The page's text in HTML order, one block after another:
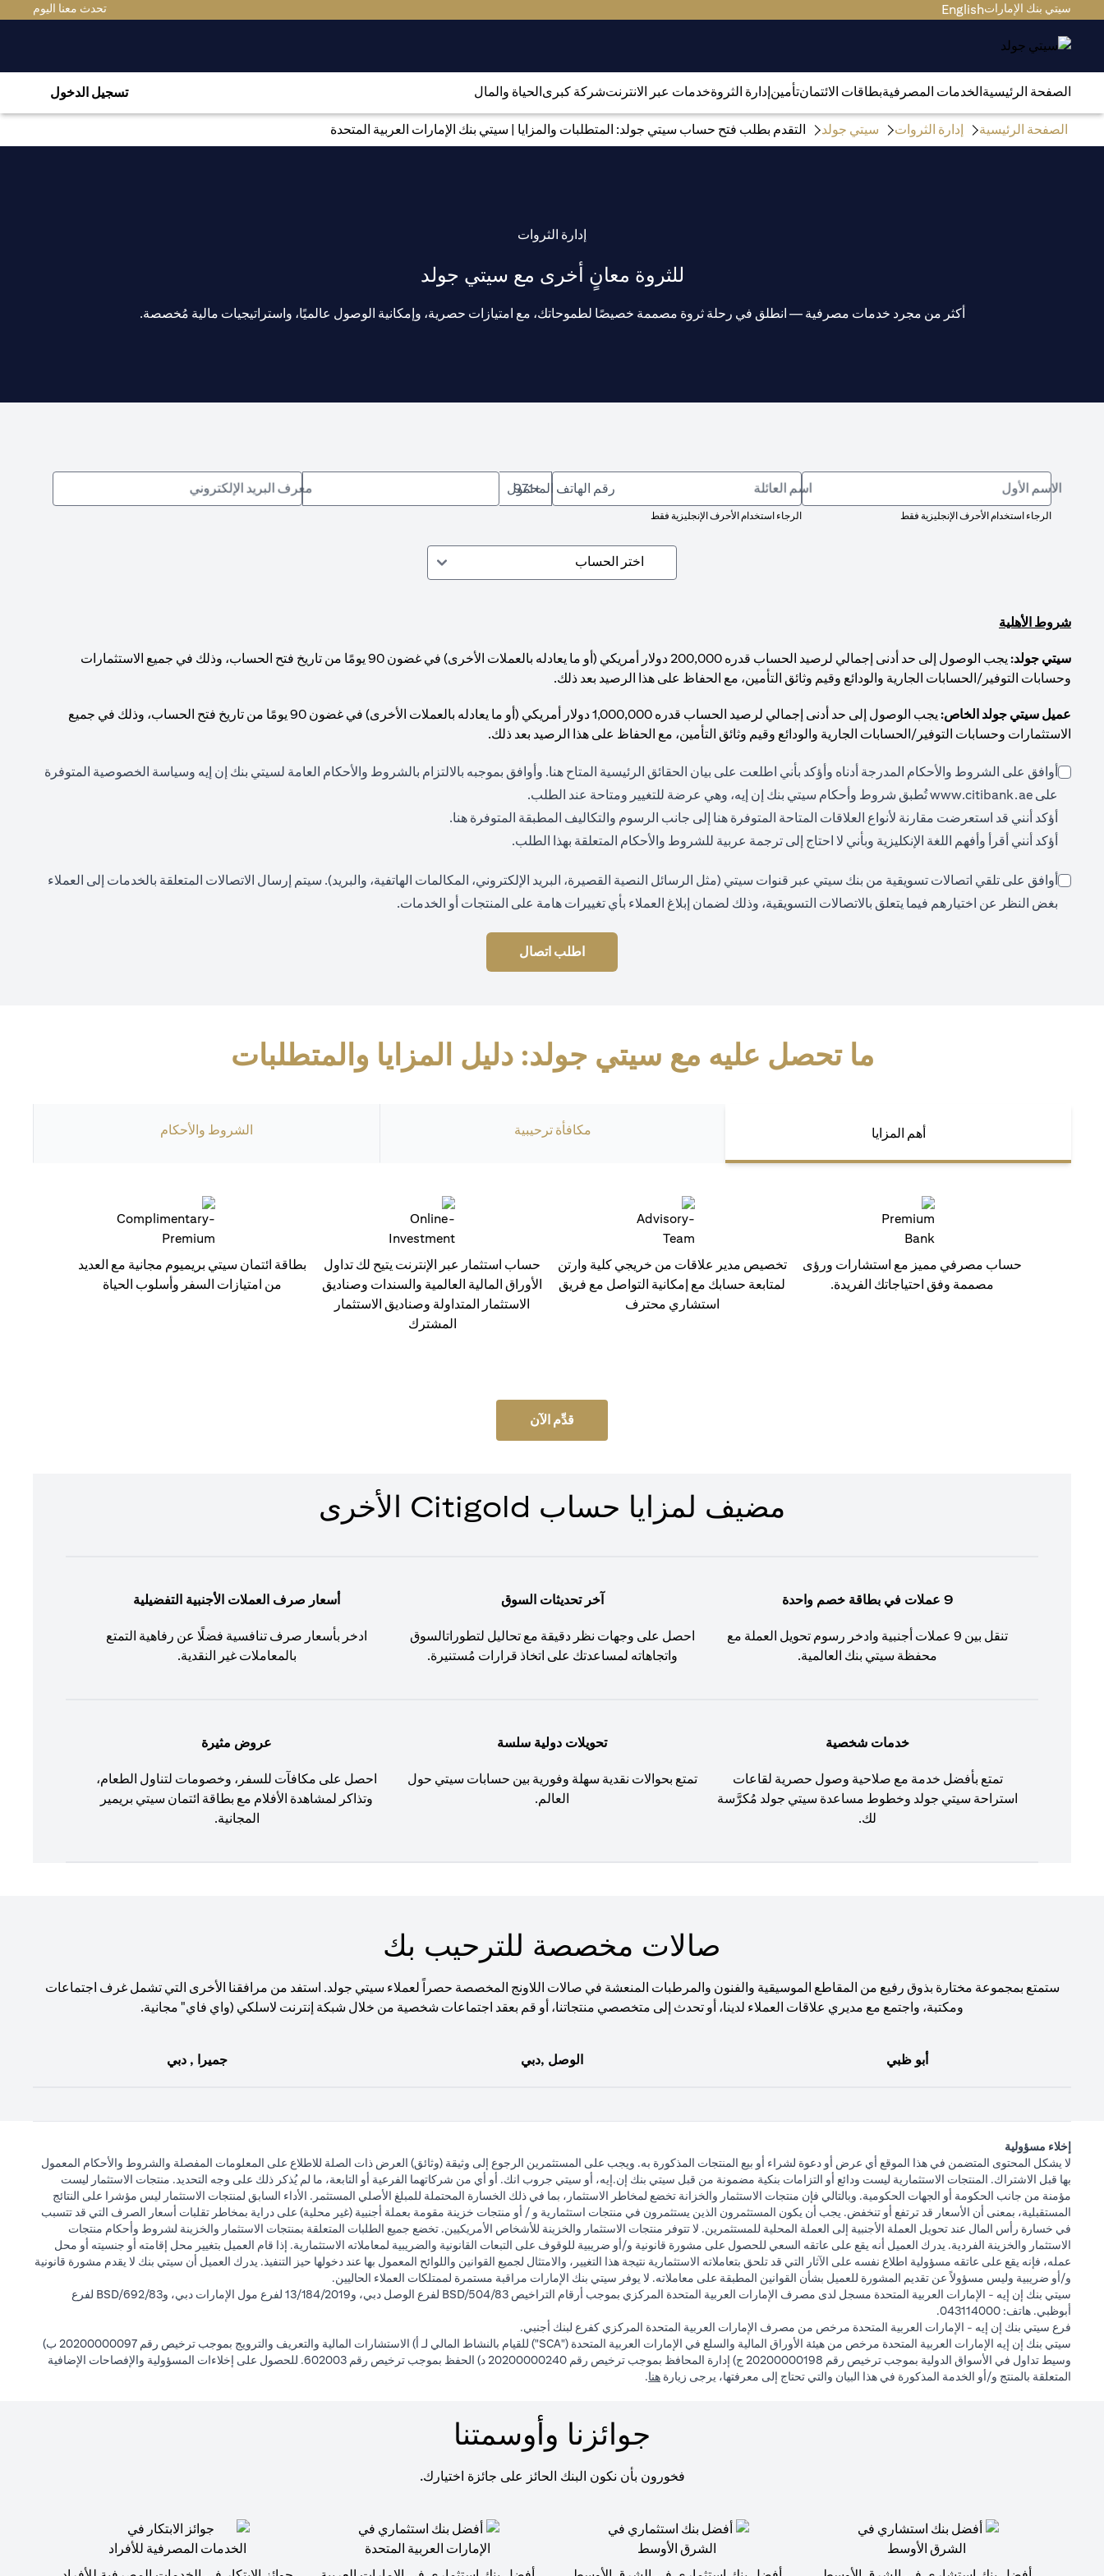
سيتي بنك الإماراتEnglish تحدث معنا اليوم
الصفحة الرئيسيةالخدمات المصرفيةبطاقات الائتمانتأمينإدارة الثروةخدمات عبر الانترنتشركة كبرىالحياة والمال تسجيل الدخول
الصفحة الرئيسية إدارة الثروات سيتي جولد التقدم بطلب فتح حساب سيتي جولد: المتطلبات والمزايا | سيتي بنك الإمارات العربية المتحدة
إدارة الثروات
للثروة معانٍ أخرى مع سيتي جولد
أكثر من مجرد خدمات مصرفية — انطلق في رحلة ثروة مصممة خصيصًا لطموحاتك، مع امتيازات حصرية، وإمكانية الوصول عالميًا، واستراتيجيات مالية مُخصصة.
الرجاء استخدام الأحرف الإنجليزية فقط
الاسم الأول
الرجاء استخدام الأحرف الإنجليزية فقط
اسم العائلة +971
رقم الهاتف المحمول معرف البريد الإلكتروني
شروط الأهلية
سيتي جولد:
يجب الوصول إلى حد أدنى إجمالي لرصيد الحساب قدره 200,000 دولار أمريكي (أو ما يعادله بالعملات الأخرى) في غضون 90 يومًا من تاريخ فتح الحساب، وذلك في جميع الاستثمارات
وحسابات التوفير/الحسابات الجارية والودائع وقيم وثائق التأمين، مع الحفاظ على هذا الرصيد بعد ذلك.
عميل سيتي جولد الخاص:
يجب الوصول إلى حد أدنى إجمالي لرصيد الحساب قدره 1,000,000 دولار أمريكي (أو ما يعادله بالعملات الأخرى) في غضون 90 يومًا من تاريخ فتح الحساب، وذلك في جميع
الاستثمارات وحسابات التوفير/الحسابات الجارية والودائع وقيم وثائق التأمين، مع الحفاظ على هذا الرصيد بعد ذلك.
أوافق على الشروط والأحكام المدرجة أدناه وأؤكد بأني اطلعت على بيان الحقائق الرئيسية المتاح هناopens in a new tab
. وأوافق بموجبه بالالتزام بالشروط والأحكام العامة لسيتي بنك إن إيه وسياسة الخصوصية المتوفرة
على www.citibank.ae
opens in a new tab
تُطبق شروط وأحكام سيتي بنك إن إيه، وهي عرضة للتغيير ومتاحة عند الطلب.
أؤكد أنني قد استعرضت مقارنة لأنواع العلاقات المتاحة المتوفرة هنا opens in a new tab
إلى جانب الرسوم والتكاليف المطبقة المتوفرة هناopens in a new tab.
أؤكد أنني أقرأ وأفهم اللغة الإنكليزية وبأني لا احتاج إلى ترجمة عربية للشروط والأحكام المتعلقة بهذا الطلب.
أوافق على تلقي اتصالات تسويقية من بنك سيتي عبر قنوات سيتي (مثل الرسائل النصية القصيرة، البريد الإلكتروني، المكالمات الهاتفية، والبريد). سيتم إرسال الاتصالات المتعلقة بالخدمات إلى العملاء
بغض النظر عن اختيارهم فيما يتعلق بالاتصالات التسويقية، وذلك لضمان إبلاغ العملاء بأي تغييرات هامة على المنتجات أو الخدمات.
اطلب اتصال
ما تحصل عليه مع سيتي جولد: دليل المزايا والمتطلبات
أهم المزايا مكافأة ترحيبية الشروط والأحكام
حساب مصرفي مميز مع استشارات ورؤى
مصممة وفق احتياجاتك الفريدة.
تخصيص مدير علاقات من خريجي كلية وارتن
لمتابعة حسابك مع إمكانية التواصل مع فريق
استشاري محترف
حساب استثمار عبر الإنترنت يتيح لك تداول
الأوراق المالية العالمية والسندات وصناديق
الاستثمار المتداولة وصناديق الاستثمار
المشترك
بطاقة ائتمان سيتي بريميوم مجانية مع العديد
من امتيازات السفر وأسلوب الحياة
قدِّم الآن
مضيف لمزايا حساب Citigold الأخرى
9 عملات في بطاقة خصم واحدة
تنقل بين 9 عملات أجنبية وادخر رسوم تحويل العملة مع
محفظة سيتي بنك العالمية.
آخر تحديثات السوق
احصل على وجهات نظر دقيقة مع تحاليل لتطوراتالسوق
واتجاهاته لمساعدتك على اتخاذ قرارات مُستنيرة.
أسعار صرف العملات الأجنبية التفضيلية
ادخر بأسعار صرف تنافسية فضلًا عن رفاهية التمتع
بالمعاملات غير النقدية.
خدمات شخصية
تمتع بأفضل خدمة مع صلاحية وصول حصرية لقاعات
استراحة سيتي جولد وخطوط مساعدة سيتي جولد مُكرَّسة
لك.
تحويلات دولية سلسة
تمتع بحوالات نقدية سهلة وفورية بين حسابات سيتي حول
العالم.
عروض مثيرة
احصل على مكافآت للسفر، وخصومات لتناول الطعام،
وتذاكر لمشاهدة الأفلام مع بطاقة ائتمان سيتي بريمير
المجانية.
صالات مخصصة للترحيب بك
ستمتع بمجموعة مختارة بذوق رفيع من المقاطع الموسيقية والفنون والمرطبات المنعشة في صالات اللاونج المخصصة حصراً لعملاء سيتي جولد. استفد من مرافقنا الأخرى التي تشمل غرف اجتماعات
ومكتبة، واجتمع مع مديري علاقات العملاء لدينا، أو تحدث إلى متخصصي منتجاتنا، أو قم بعقد اجتماعات شخصية من خلال شبكة إنترنت لاسلكي (واي فاي" مجانية.
أبو ظبي الوصل ,دبي جميرا , دبي
إخلاء مسؤولية
لا يشكل المحتوى المتضمن في هذا الموقع أي عرض أو دعوة لشراء أو بيع المنتجات المذكورة به. ويجب على المستثمرين الرجوع إلى وثيقة (وثائق) العرض ذات الصلة للاطلاع على المعلومات المفصلة والشروط والأحكام المعمول
بها قبل الاشتراك. المنتجات الاستثمارية ليست ودائع أو التزامات بنكية مضمونة من قبل سيتي بنك إن.إيه، أو سيتي جروب انك. أو أي من شركاتهما الفرعية أو التابعة، ما لم يُذكر ذلك على وجه التحديد. منتجات الاستثمار ليست
مؤمنة من جانب الحكومة أو الجهات الحكومية. وبالتالي فإن منتجات الاستثمار والخزانة تخضع لمخاطر الاستثمار، بما في ذلك الخسارة المحتملة للمبلغ الأصلي المستثمر. الأداء السابق لمنتجات الاستثمار ليس مؤشرا على النتائج
المستقبلية، بمعنى أن الأسعار قد ترتفع أو تنخفض. يجب أن يكون المستثمرون الذين يستثمرون في منتجات استثمارية و / أو منتجات خزينة مقومة بعملة أجنبية (غير محلية) على دراية بمخاطر تقلبات أسعار الصرف التي قد تتسبب
في خسارة رأس المال عند تحويل العملة الأجنبية إلى العملة المحلية للمستثمرين. لا تتوفر منتجات الاستثمار والخزينة للأشخاص الأمريكيين. تخضع جميع الطلبات المتعلقة بمنتجات الاستثمار والخزينة لشروط وأحكام منتجات
الاستثمار والخزينة الفردية. يدرك العميل أنه يقع على عاتقه السعي للحصول على مشورة قانونية و/أو ضريبية للوقوف على التبعات القانونية والضريبية لمعاملاته الاستثمارية. إذا قام العميل بتغيير محل إقامته أو جنسيته أو محل
عمله، فإنه يقع على عاتقه مسؤولية اطلاع نفسه على الآثار التي قد تلحق بتعاملاته الاستثمارية نتيجة هذا التغيير، والامتثال لجميع القوانين واللوائح المعمول بها عند دخولها حيز التنفيذ. يدرك العميل أن سيتي بنك لا يقدم مشورة قانونية
و/أو ضريبية وليس مسؤولاً عن تقديم المشورة للعميل بشأن القوانين المطبقة على معاملاته. لا يوفر سيتي بنك الإمارات مراقبة مستمرة لممتلكات العملاء الحاليين.
سيتي بنك إن إيه - الإمارات العربية المتحدة مسجل لدى مصرف الإمارات العربية المتحدة المركزي بموجب أرقام التراخيص BSD/504/83 لفرع الوصل دبي، و13/184/2019 لفرع مول الإمارات دبي، وBSD/692/83 لفرع
أبوظبي. هاتف: 043114000.
فرع سيتي بنك إن إيه - الإمارات العربية المتحدة مرخص من مصرف الإمارات العربية المتحدة المركزي كفرع لبنك أجنبي.
سيتي بنك إن إيه الإمارات العربية المتحدة مرخص من هيئة الأوراق المالية والسلع في الإمارات العربية المتحدة ("SCA") للقيام بالنشاط المالي لـ أ) الاستشارات المالية والتعريف والترويج بموجب ترخيص رقم 20200000097 ب)
وسيط تداول في الأسواق الدولية بموجب ترخيص رقم 20200000198 ج) إدارة المحافظ بموجب ترخيص رقم 20200000240 د) الحفظ بموجب ترخيص رقم 602003. للحصول على إخلاءات المسؤولية والإفصاحات الإضافية
المتعلقة بالمنتج و/أو الخدمة المذكورة في هذا البيان والتي تحتاج إلى معرفتها، يرجى زيارة هنا.
جوائزنا وأوسمتنا
فخورون بأن نكون البنك الحائز على جائزة اختيارك.